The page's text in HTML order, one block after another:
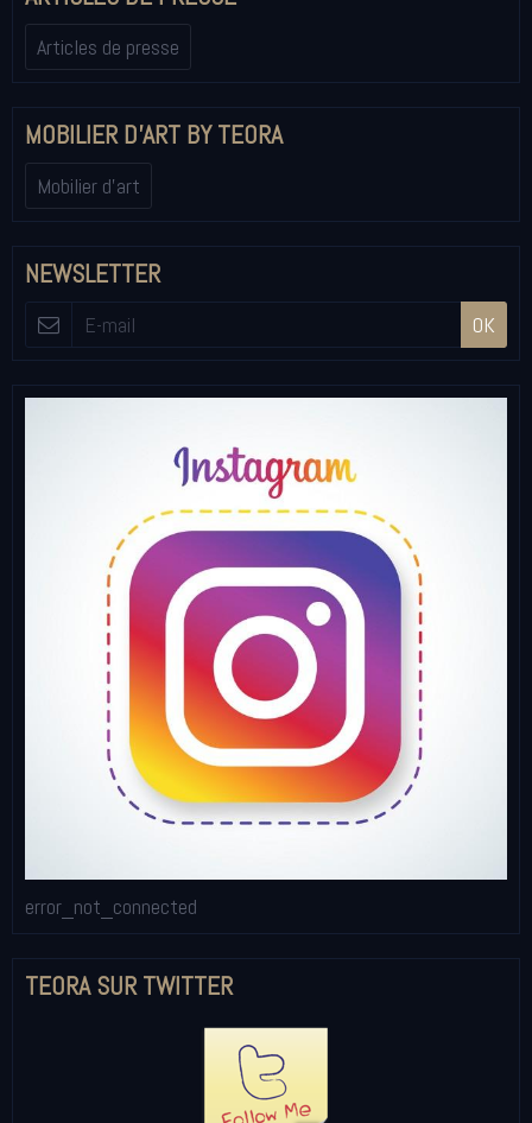
Articles de presse
MOBILIER D'ART BY TEORA
Mobilier d'art
NEWSLETTER
OK
error_not_connected
TEORA SUR TWITTER